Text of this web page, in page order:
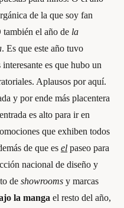
de la que soy fan
el año de la
. Es que este año tuvo
es que hubo un
Aplausos por aquí.
y por ende más placentera
es alto para ir en
que exhiben todos
de que es el paseo para
nacional de diseño y
de showrooms y marcas
la manga el resto del año,